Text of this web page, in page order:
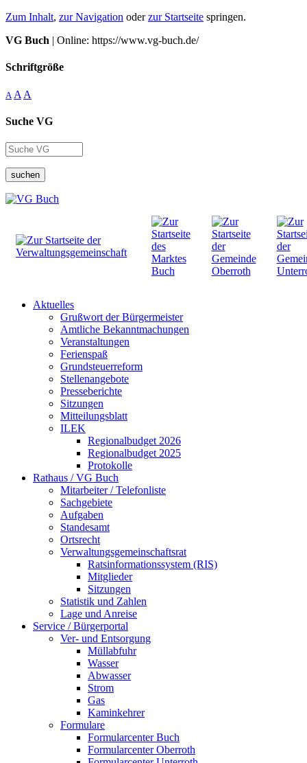
Zum Inhalt, zur Navigation oderzur Startseite springen.
VG Buch | Online: https://www.vg-buch.de/
Schriftgröße
A A A
Suche VG
suchen
Aktuelles
Grußwort der Bürgermeister
Amtliche Bekanntmachungen
Veranstaltungen
Ferienspaß
Grundsteuerreform
Stellenangebote
Presseberichte
Sitzungen
Mitteilungsblatt
ILEK
Regionalbudget 2026
Regionalbudget 2025
Protokolle
Rathaus / VG Buch
Mitarbeiter / Telefonliste
Sachgebiete
Aufgaben
Standesamt
Ortsrecht
Verwaltungsgemeinschaftsrat
Ratsinformationssystem (RIS)
Mitglieder
Sitzungen
Statistik und Zahlen
Lage und Anreise
Service / Bürgerportal
Ver- und Entsorgung
Müllabfuhr
Wasser
Abwasser
Strom
Gas
Kaminkehrer
Formulare
Formularcenter Buch
Formularcenter Oberroth